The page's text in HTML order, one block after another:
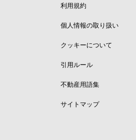
利用規約
個人情報の取り扱い
クッキーについて
引用ルール
不動産用語集
サイトマップ